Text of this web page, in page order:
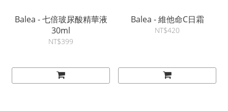
Balea - 七倍玻尿酸精華液
30ml
NT$399
Balea - 維他命C日霜
NT$420